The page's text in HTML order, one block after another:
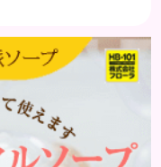
も違います。まず
な種類のできも
しょう。 水疱 ご
すが、すいほ
下にできるもので